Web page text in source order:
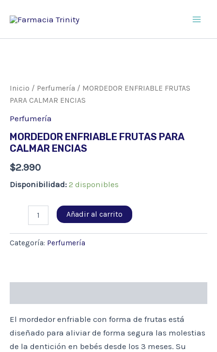
Inicio / Perfumería / MORDEDOR ENFRIABLE FRUTAS
PARA CALMAR ENCIAS
Perfumería
MORDEDOR ENFRIABLE FRUTAS PARA
CALMAR ENCIAS
$2.990
Disponibilidad: 2 disponibles
ENFRIABLE
PARA
CALMAR
Añadir al carrito
Categoría: Perfumería
El mordedor enfriable con forma de frutas está
diseñado para aliviar de forma segura las molestias
de la dentición en bebés desde los 3 meses. Su